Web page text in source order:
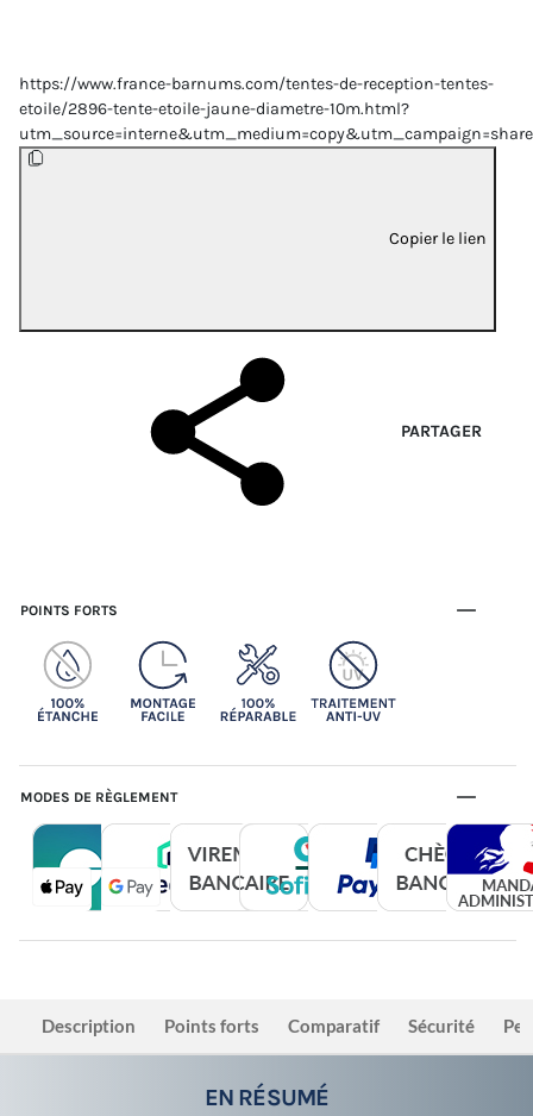
https://www.france-barnums.com/tentes-de-reception-tentes-
etoile/2896-tente-etoile-jaune-diametre-10m.html?
Copier le lien
PARTAGER
POINTS FORTS
MODES DE RÈGLEMENT
Description Points forts Comparatif Sécurité
EN RÉSUMÉ